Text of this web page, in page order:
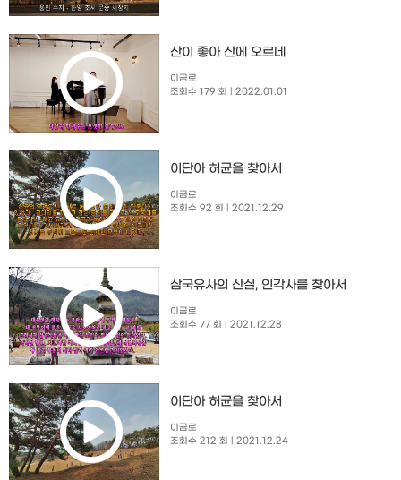
산이 좋아 산에 오르네
이금로
조회수 179 회
| 2022.01.01
이단아 허균을 찾아서
이금로
조회수 92 회
| 2021.12.29
삼국유사의 산실, 인각사를 찾아서
이금로
조회수 77 회
| 2021.12.28
이단아 허균을 찾아서
이금로
조회수 212 회
| 2021.12.24